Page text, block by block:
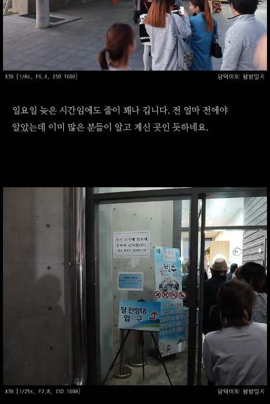
일요일 늦은 시간임에도 줄이 꽤나 깁니다. 전 얼마 전에야
알았는데 이미 많은 분들이 알고 계신 곳인 듯하네요.